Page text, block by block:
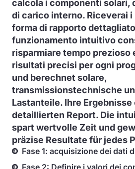
calcola i componenti solari,
di carico interno. Riceverai
forma di rapporto
funzionamento intuitivo
risparmiare tempo prezioso
risultati precisi per ogni
und berechnet solare,
transmissionstechnische
Lastanteile. Ihre Ergebnisse
detaillierten Report. Die
spart wertvolle Zeit und
präzise Resultate für jedes
Fase 1: acquisizione dei dati
Fase 2: Definire i valori dei